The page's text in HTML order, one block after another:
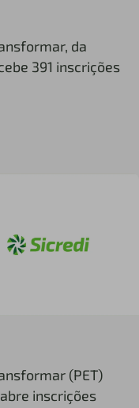
da
391 inscrições
(PET)
inscrições